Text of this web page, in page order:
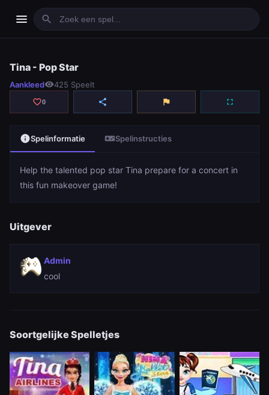
menu search
play_arrowSpelen
Tina - Pop Star
Aankleedvisibility425 Speelt
favorite_border0 share flag fullscreen
infoSpelinformatie videogame_assetSpelinstructies
Help the talented pop star Tina prepare for a concert in
this fun makeover game!
Uitgever
Admin
cool
Soortgelijke Spelletjes